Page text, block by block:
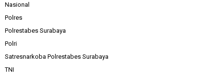
Nasional
Polres
Polrestabes Surabaya
Polri
Satresnarkoba Polrestabes Surabaya
TNI